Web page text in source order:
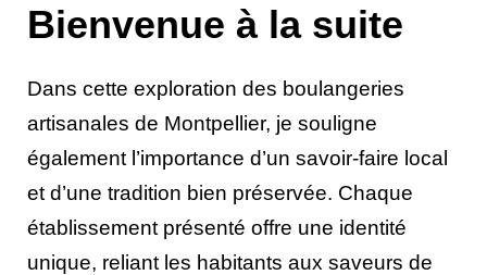
Bienvenue à la suite
Dans cette exploration des boulangeries
artisanales de Montpellier, je souligne
également l’importance d’un savoir-faire local
et d’une tradition bien préservée. Chaque
établissement présenté offre une identité
unique, reliant les habitants aux saveurs de